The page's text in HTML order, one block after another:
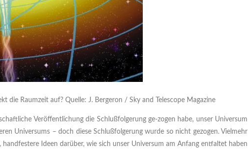
die Raumzeit auf? Quelle: J. Bergeron / Sky and Telescope Magazine
Veröffentlichung die Schlußfolgerung ge-zogen habe, unser Universum
Universums – doch diese Schlußfolgerung wurde so nicht gezogen. Vielmehr
handfestere Ideen darüber, wie sich unser Universum am Anfang entfaltet haben